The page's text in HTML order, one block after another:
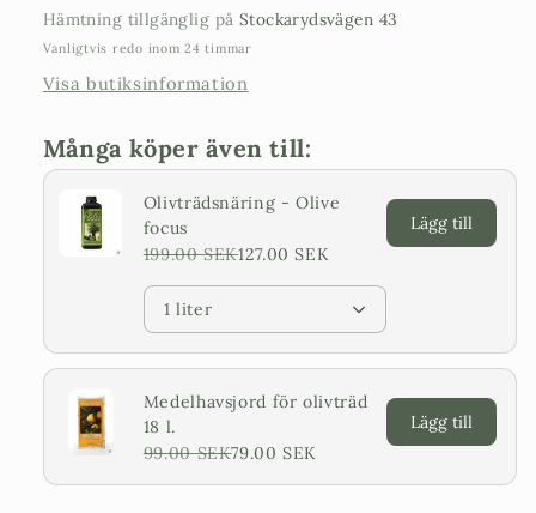
Hämtning tillgänglig på Stockarydsvägen 43
Vanligtvis redo inom 24 timmar
Visa butiksinformation
Många köper även till:
Olivträdsnäring - Olive
focus
199.00 SEK127.00 SEK
1 liter
Lägg till
Medelhavsjord för olivträd
18 l.
99.00 SEK79.00 SEK
Lägg till